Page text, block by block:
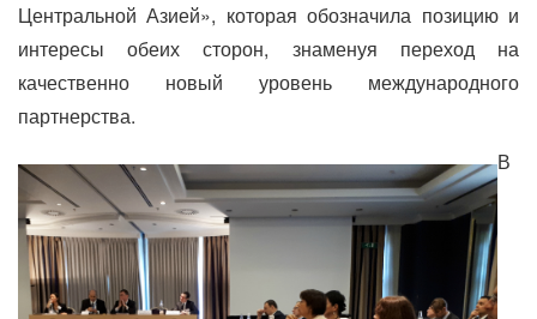
Центральной Азией», которая обозначила позицию и
интересы обеих сторон, знаменуя переход на
качественно новый уровень международного
партнерства.
В